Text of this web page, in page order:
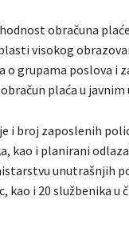
obračuna
visokog
grupama poslova i
plaća u
i broj zaposlenih
kao i planirani
unutrašnjih
kao i 20 službenika